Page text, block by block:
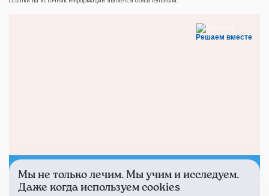
Решаем вместе
Не смогли записаться к
Мы не только лечим. Мы учим и исследуем.
Даже когда используем cookies